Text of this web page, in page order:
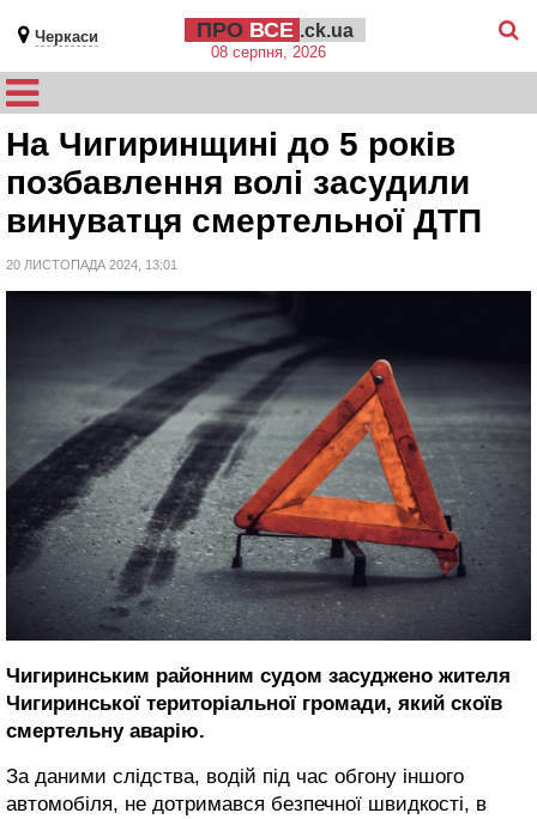
Черкаси ПРО ВСЕ .ck.ua
08 серпня, 2026
На Чигиринщині до 5 років
позбавлення волі засудили
винуватця смертельної ДТП
20 ЛИСТОПАДА 2024, 13:01
Чигиринським районним судом засуджено жителя
Чигиринської територіальної громади, який скоїв
смертельну аварію.
За даними слідства, водій під час обгону іншого
автомобіля, не дотримався безпечної швидкості, в